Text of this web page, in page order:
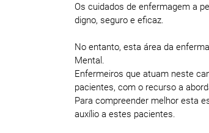
Os cuidados de enfermagem a
digno, seguro e eficaz.
No entanto, esta área da
Mental.
Enfermeiros que atuam neste
pacientes, com o recurso a
Para compreender melhor esta
auxílio a estes pacientes.